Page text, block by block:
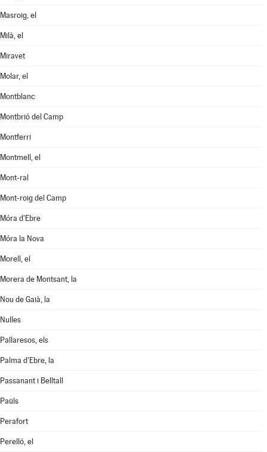
Masroig, el
Milà, el
Miravet
Molar, el
Montblanc
Montbrió del Camp
Montferri
Montmell, el
Mont-ral
Mont-roig del Camp
Móra d'Ebre
Móra la Nova
Morell, el
Morera de Montsant, la
Nou de Gaià, la
Nulles
Pallaresos, els
Palma d'Ebre, la
Passanant i Belltall
Paüls
Perafort
Perelló, el